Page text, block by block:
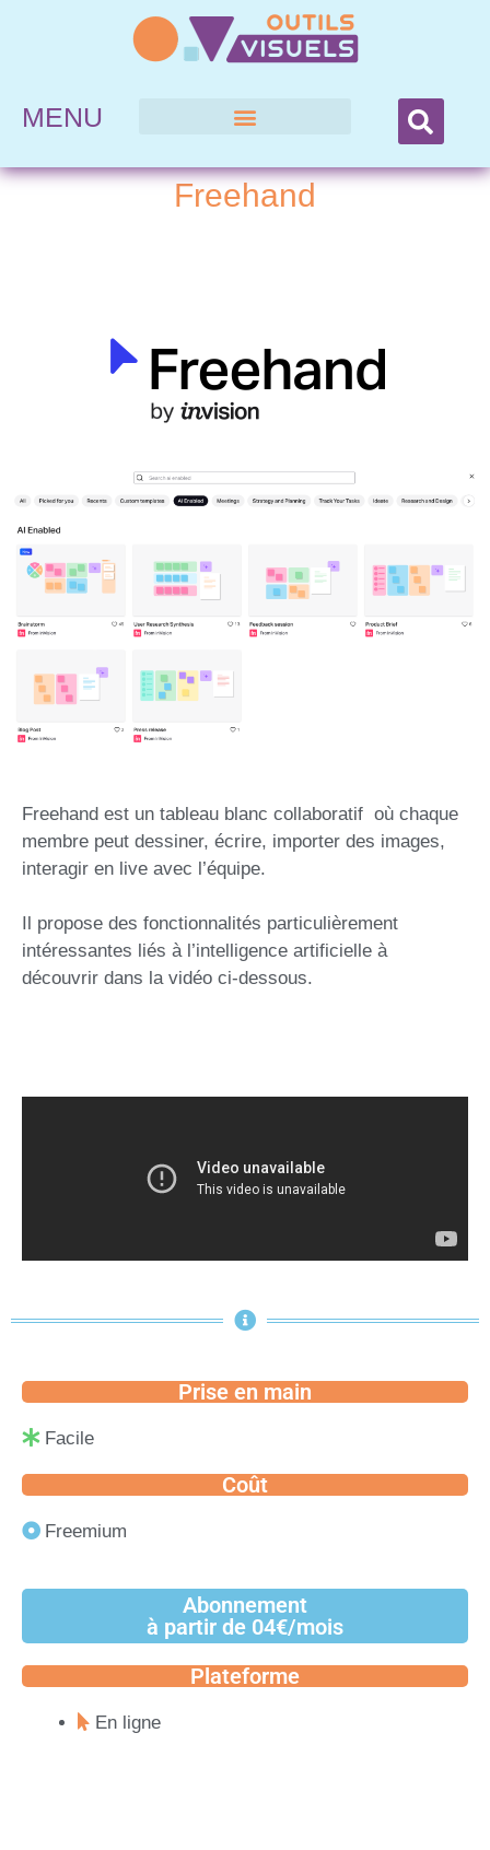
MENU
Freehand
Freehand est un tableau blanc collaboratif où chaque
membre peut dessiner, écrire, importer des images,
interagir en live avec l’équipe.
Il propose des fonctionnalités particulièrement
intéressantes liés à l’intelligence artificielle à
découvrir dans la vidéo ci-dessous.
Prise en main
Facile
Coût
Freemium
Abonnement
à partir de 04€/mois
Plateforme
En ligne